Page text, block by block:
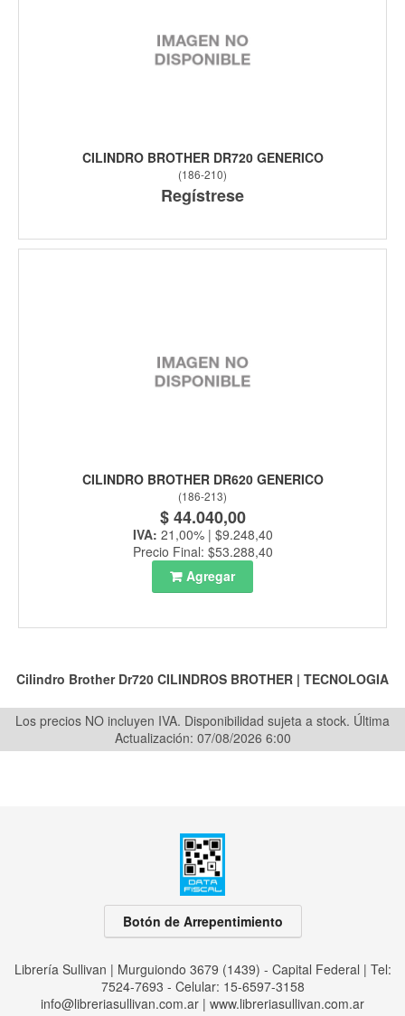
CILINDRO BROTHER DR720 GENERICO
(186-210)
Regístrese
CILINDRO BROTHER DR620 GENERICO
(186-213)
$ 44.040,00
IVA: 21,00% | $9.248,40
Precio Final: $53.288,40
Agregar
Cilindro Brother Dr720 CILINDROS BROTHER | TECNOLOGIA
Los precios NO incluyen IVA. Disponibilidad sujeta a stock. Última
Actualización: 07/08/2026 6:00
Botón de Arrepentimiento
Librería Sullivan | Murguiondo 3679 (1439) - Capital Federal | Tel:
7524-7693 - Celular: 15-6597-3158
info@libreriasullivan.com.ar | www.libreriasullivan.com.ar